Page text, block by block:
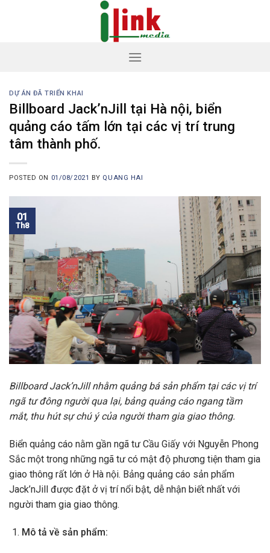
DỰ ÁN ĐÃ TRIỂN KHAI
Billboard Jack’nJill tại Hà nội, biển
quảng cáo tấm lớn tại các vị trí trung
tâm thành phố.
POSTED ON 01/08/2021 BY QUANG HAI
01
Th8
Billboard Jack’nJill nhằm quảng bá sản phẩm tại các vị trí
ngã tư đông người qua lại, bảng quảng cáo ngang tầm
mắt, thu hút sự chú ý của người tham gia giao thông.
Biển quảng cáo nằm gần ngã tư Cầu Giấy với Nguyễn Phong
Sắc một trong những ngã tư có mật độ phương tiện tham gia
giao thông rất lớn ở Hà nội. Bảng quảng cáo sản phẩm
Jack’nJill được đặt ở vị trí nổi bật, dễ nhận biết nhất với
người tham gia giao thông.
Mô tả về sản phẩm: